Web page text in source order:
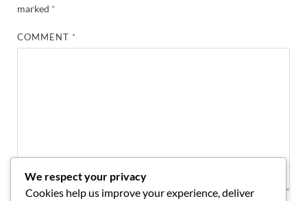
marked *
COMMENT *
We respect your privacy
Cookies help us improve your experience, deliver